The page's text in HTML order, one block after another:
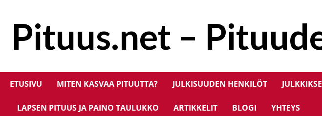
contentPituus.net –
ETUSIVU MITEN KASVAA PITUUTTA? JULKISUUDEN HENKILÖT
LAPSEN PITUUS JA PAINO TAULUKKO ARTIKKELIT BLOGI YHTEYS